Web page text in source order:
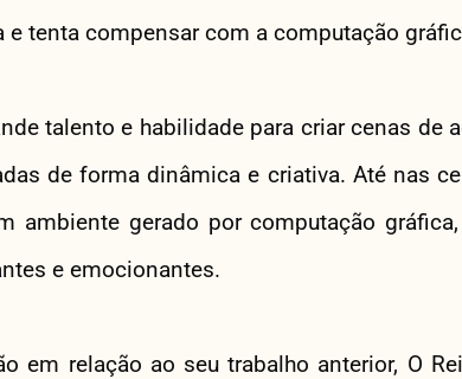
tenta compensar com a computação
talento e habilidade para criar cenas de
de forma dinâmica e criativa. Até nas
ambiente gerado por computação
e emocionantes.
em relação ao seu trabalho anterior, O